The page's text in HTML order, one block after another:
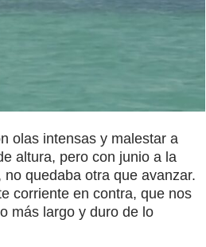
olas intensas y malestar a
altura, pero con junio a la
quedaba otra que avanzar.
corriente en contra, que nos
más largo y duro de lo